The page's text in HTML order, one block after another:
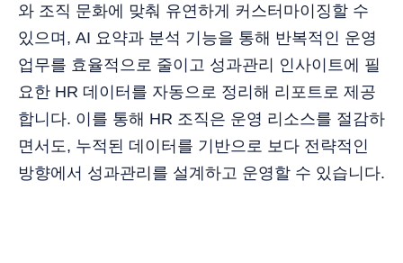
와 조직 문화에 맞춰 유연하게 커스터마이징할 수
있으며, AI 요약과 분석 기능을 통해 반복적인 운영
업무를 효율적으로 줄이고 성과관리 인사이트에 필
요한 HR 데이터를 자동으로 정리해 리포트로 제공
합니다. 이를 통해 HR 조직은 운영 리소스를 절감하
면서도, 누적된 데이터를 기반으로 보다 전략적인
방향에서 성과관리를 설계하고 운영할 수 있습니다.